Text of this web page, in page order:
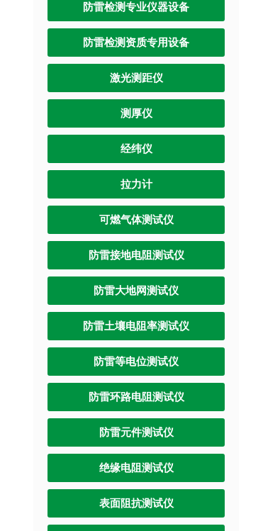
防雷检测专业仪器设备
防雷检测资质专用设备
激光测距仪
测厚仪
经纬仪
拉力计
可燃气体测试仪
防雷接地电阻测试仪
防雷大地网测试仪
防雷土壤电阻率测试仪
防雷等电位测试仪
防雷环路电阻测试仪
防雷元件测试仪
绝缘电阻测试仪
表面阻抗测试仪